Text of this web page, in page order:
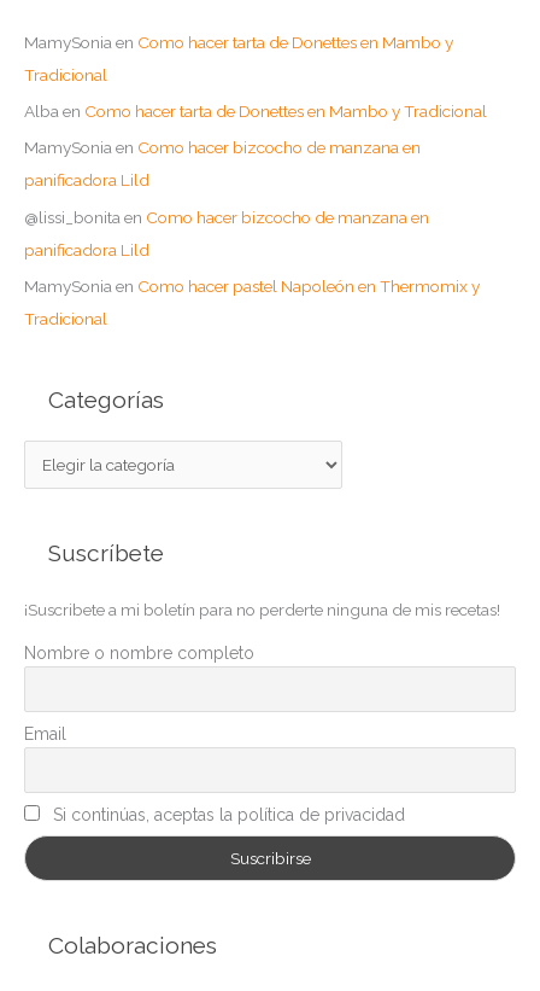
MamySonia en Como hacer tarta de Donettes en Mambo y
Tradicional
Alba en Como hacer tarta de Donettes en Mambo y Tradicional
MamySoniaen Como hacer bizcocho de manzana en
panificadora Lild
@lissi_bonita en Como hacer bizcocho de manzana en
panificadora Lild
MamySoniaen Como hacer pastel Napoleón en Thermomix y
Tradicional
Categorías
a
o
r
a
s
Suscríbete
¡Suscribete a mi boletín para no perderte ninguna de mis recetas!
Nombre o nombre completo
Email
Si continúas, aceptas la política de privacidad
Colaboraciones